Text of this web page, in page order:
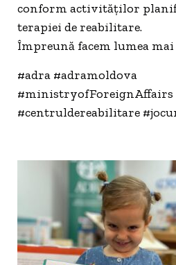
conform activităților
terapiei de reabilitare.
Împreună facem lumea mai
#adra #adramoldova
#ministryofForeignAffairs
#centruldereabilitare